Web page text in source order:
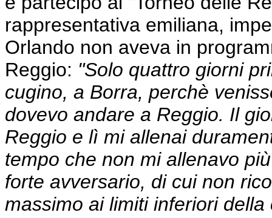
rappresentativa emiliana,
Orlando non aveva in
Reggio: "Solo quattro giorni
cugino, a Borra, perchè
dovevo andare a Reggio. Il
Reggio e lì mi allenai
tempo che non mi allenavo
forte avversario, di cui non
massimo ai limiti inferiori